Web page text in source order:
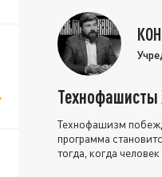
Технофашисты
Технофашизм
программа
тогда, когда